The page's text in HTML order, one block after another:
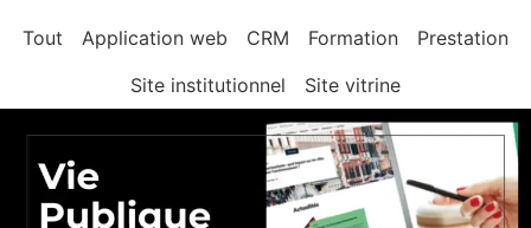
Tout Application web CRM Formation
Prestation
Site institutionnel
Site vitrine